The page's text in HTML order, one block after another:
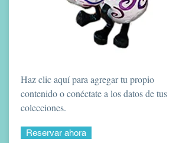
Haz clic aquí para agregar tu propio
contenido o conéctate a los datos de tus
colecciones.
Reservar ahora